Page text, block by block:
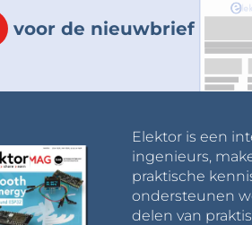
voor de nieuwbrief
Elektor is een
ingenieurs,
praktische
ondersteunen
delen van